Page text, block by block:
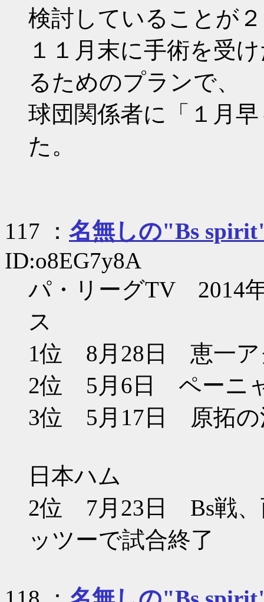
検討していることが
１１月末に手術を受
るためのプランで、
球団関係者に「１月
た。
117 ： 名無しの"Bs
ID:o8EG7y8A
パ・リーグTV 2014
ス
1位 8月28日 恵一ア
2位 5月6日 ペーニ
3位 5月17日 原拓の
日本ハム
2位 7月23日 Bs戦、
ッツーで試合終了